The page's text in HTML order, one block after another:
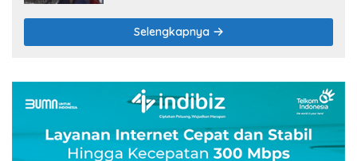
Selengkapnya